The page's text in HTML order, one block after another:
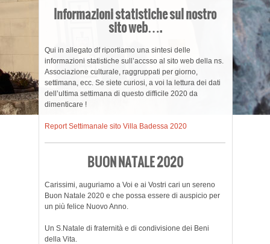
Informazioni statistiche sul nostro
sito web….
Qui in allegato df riportiamo una sintesi delle
informazioni statistiche sull’accsso al sito web della ns.
Associazione culturale, raggruppati per giorno,
settimana, ecc. Se siete curiosi, a voi la lettura dei dati
dell’ultima settimana di questo difficile 2020 da
dimenticare !
Report Settimanale sito Villa Badessa 2020
BUON NATALE 2020
Carissimi, auguriamo a Voi e ai Vostri cari un sereno
Buon Natale 2020 e che possa essere di auspicio per
un più felice Nuovo Anno.
Un S.Natale di fraternità e di condivisione dei Beni
della Vita.